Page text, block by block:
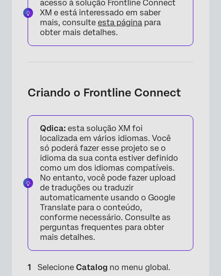
acesso à solução Frontline Connect
XM e está interessado em saber
mais, consulte esta página para
obter mais detalhes.
Criando o Frontline Connect
Qdica: esta solução XM foi
localizada em vários idiomas. Você
só poderá fazer esse projeto se o
idioma da sua conta estiver definido
como um dos idiomas compatíveis.
No entanto, você pode fazer upload
de traduções ou traduzir
automaticamente usando o Google
Translate para o conteúdo,
conforme necessário. Consulte as
perguntas frequentes para obter
mais detalhes.
Selecione Catalog no menu global.